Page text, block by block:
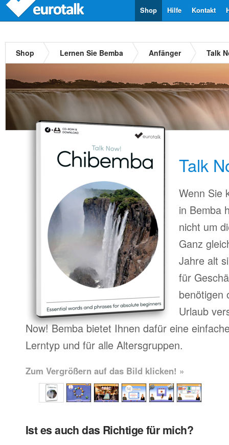
Kontakt
Hilfe
Shop
Shop Lernen Sie Bemba Anfänger Talk
Talk
Wenn Sie
in Bemba
nicht um
Ganz
Jahre alt
für
benötigen
Urlaub
Now! Bemba bietet Ihnen dafür eine
Lerntyp und für alle Altersgruppen.
Zum Vergrößern auf das Bild klicken! »
Ist es auch das Richtige für mich?